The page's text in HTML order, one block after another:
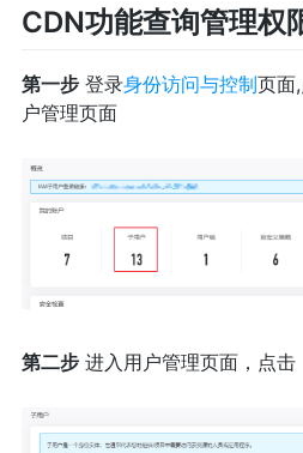
CDN功能查询管理权
第一步登录身份访问与控制页面
户管理页面
第二步进入用户管理页面，点击